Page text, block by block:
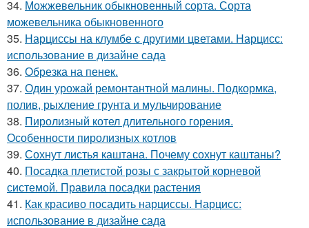
34. Можжевельник обыкновенный сорта. Сорта
можевельника обыкновенного
35. Нарциссы на клумбе с другими цветами. Нарцисс:
использование в дизайне сада
36. Обрезка на пенек.
37. Один урожай ремонтантной малины. Подкормка,
полив, рыхление грунта и мульчирование
38. Пиролизный котел длительного горения.
Особенности пиролизных котлов
39. Сохнут листья каштана. Почему сохнут каштаны?
40. Посадка плетистой розы с закрытой корневой
системой. Правила посадки растения
41. Как красиво посадить нарциссы. Нарцисс:
использование в дизайне сада